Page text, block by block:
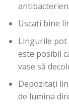
Uscați bine
Lingurile pot
este posibil
vase să
Depozitați
de lumina